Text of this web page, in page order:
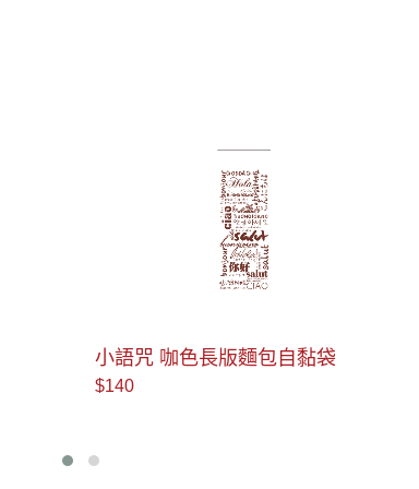
凱特琳公主 麵包平口袋
$145